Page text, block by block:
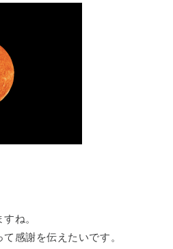
ね。
感謝を伝えたいです。